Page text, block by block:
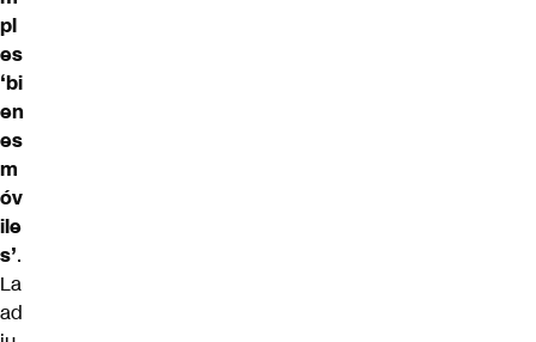
pl
es
‘bi
en
es
m
óv
ile
s’.
La
ad